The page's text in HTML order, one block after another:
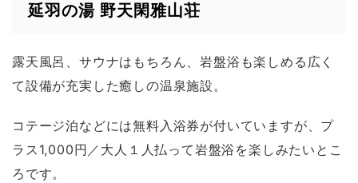
延羽の湯 野天閑雅山荘
露天風呂、サウナはもちろん、岩盤浴も楽しめる広く
て設備が充実した癒しの温泉施設。
コテージ泊などには無料入浴券が付いていますが、プ
ラス1,000円／大人１人払って岩盤浴を楽しみたいとこ
ろです。